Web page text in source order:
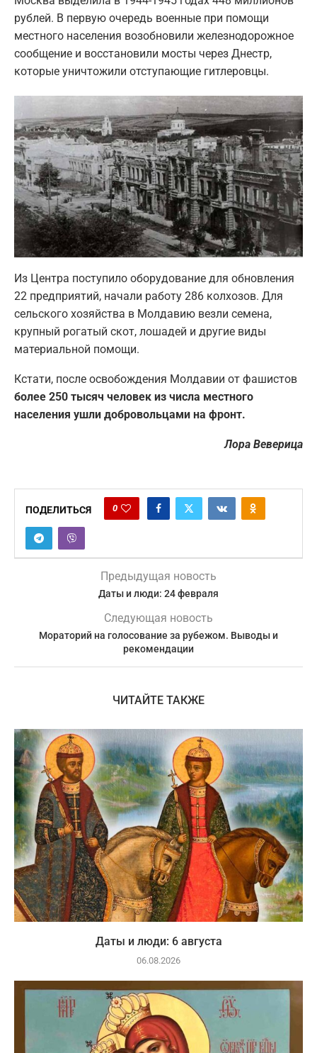
рублей. В первую очередь военные при помощи
местного населения возобновили железнодорожное
сообщение и восстановили мосты через Днестр,
которые уничтожили отступающие гитлеровцы.
Из Центра поступило оборудование для обновления
22 предприятий, начали работу 286 колхозов. Для
сельского хозяйства в Молдавию везли семена,
крупный рогатый скот, лошадей и другие виды
материальной помощи.
Кстати, после освобождения Молдавии от фашистов
более 250 тысяч человек из числа местного
населения ушли добровольцами на фронт.
Лора Веверица
ПОДЕЛИТЬСЯ 0
Предыдущая новость
Даты и люди: 24 февраля
Следующая новость
Мораторий на голосование за рубежом. Выводы и
рекомендации
ЧИТАЙТЕ ТАКЖЕ
Даты и люди: 6 августа
06.08.2026